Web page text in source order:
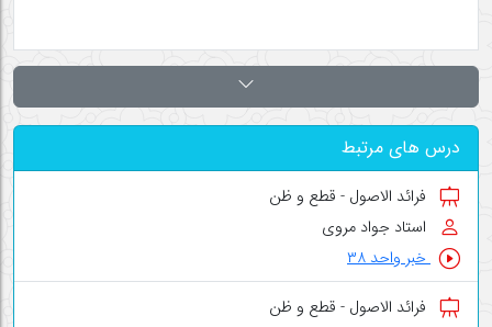
درس های مرتبط
فرائد الاصول - قطع و ظن
استاد جواد مروی
خبر واحد ۳۸
فرائد الاصول - قطع و ظن